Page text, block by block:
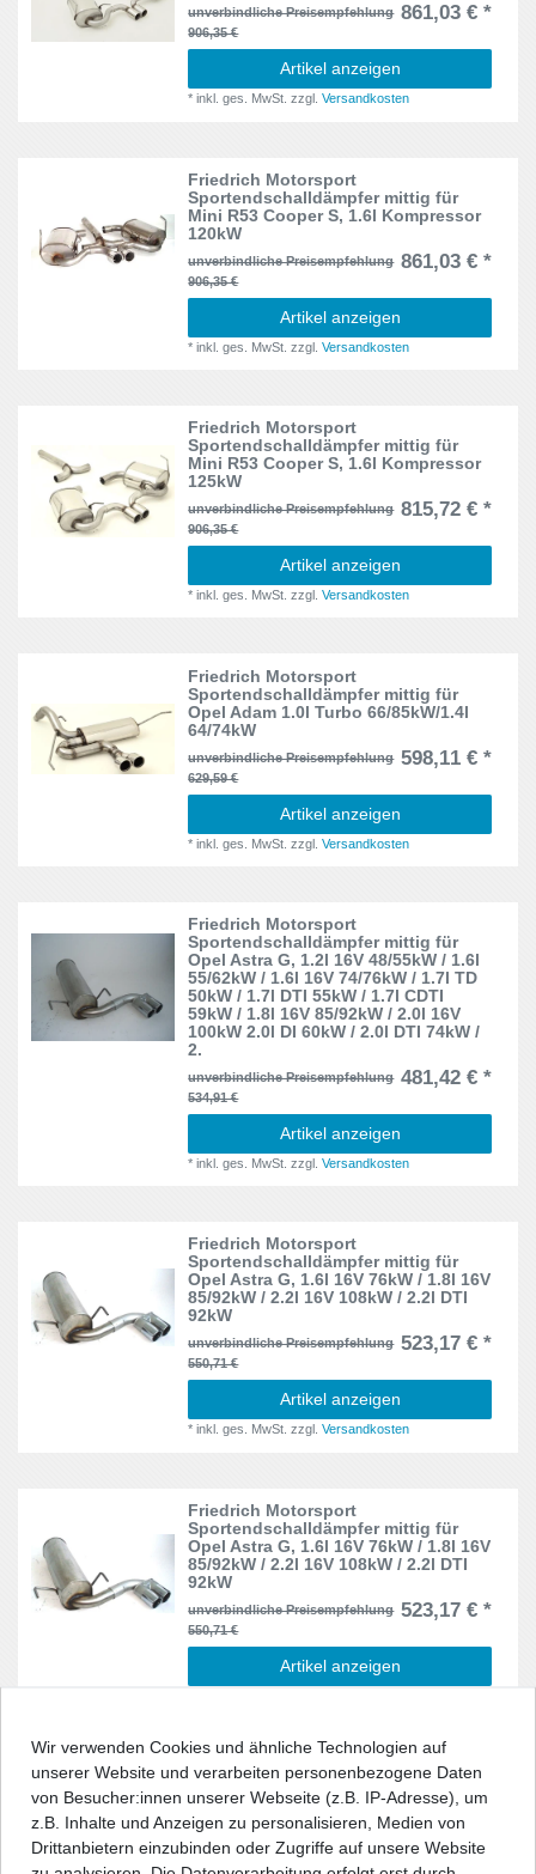
unverbindliche Preisempfehlung
906,35 €
861,03 € *
Artikel anzeigen
*inkl. ges. MwSt. zzgl.Versandkosten
Friedrich Motorsport
Sportendschalldämpfer mittig für
Mini R53 Cooper S, 1.6l Kompressor
120kW
unverbindliche Preisempfehlung
906,35 €
861,03 € *
Artikel anzeigen
*inkl. ges. MwSt. zzgl.Versandkosten
Friedrich Motorsport
Sportendschalldämpfer mittig für
Mini R53 Cooper S, 1.6l Kompressor
125kW
unverbindliche Preisempfehlung
906,35 €
815,72 € *
Artikel anzeigen
*inkl. ges. MwSt. zzgl.Versandkosten
Friedrich Motorsport
Sportendschalldämpfer mittig für
Opel Adam 1.0l Turbo 66/85kW/1.4l
64/74kW
unverbindliche Preisempfehlung
629,59 €
598,11 € *
Artikel anzeigen
*inkl. ges. MwSt. zzgl.Versandkosten
Friedrich Motorsport
Sportendschalldämpfer mittig für
Opel Astra G, 1.2l 16V 48/55kW / 1.6l
55/62kW / 1.6l 16V 74/76kW / 1.7l TD
50kW / 1.7l DTI 55kW / 1.7l CDTI
59kW / 1.8l 16V 85/92kW / 2.0l 16V
100kW 2.0l DI 60kW / 2.0l DTI 74kW /
2.
unverbindliche Preisempfehlung
534,91 €
481,42 € *
Artikel anzeigen
*inkl. ges. MwSt. zzgl.Versandkosten
Friedrich Motorsport
Sportendschalldämpfer mittig für
Opel Astra G, 1.6l 16V 76kW / 1.8l 16V
85/92kW / 2.2l 16V 108kW / 2.2l DTI
92kW
unverbindliche Preisempfehlung
550,71 €
523,17 € *
Artikel anzeigen
*inkl. ges. MwSt. zzgl.Versandkosten
Friedrich Motorsport
Sportendschalldämpfer mittig für
Opel Astra G, 1.6l 16V 76kW / 1.8l 16V
85/92kW / 2.2l 16V 108kW / 2.2l DTI
92kW
unverbindliche Preisempfehlung
550,71 €
523,17 € *
Artikel anzeigen
Friedrich Motorsport
Sportendschalldämpfer mittig für
Opel Astra G, 1.6l 55/62kW / 1.6l 16V
74/76kW / 1.7l TD 50kW / 1.7l DTI
55kW / 1.7l CDTI 59kW / 1.8l 16V
85/92kW / 2.0l 16V 100kW 2.0l DI
Wir verwenden Cookies und ähnliche Technologien auf
unserer Website und verarbeiten personenbezogene Daten
von Besucher:innen unserer Webseite (z.B. IP-Adresse), um
z.B. Inhalte und Anzeigen zu personalisieren, Medien von
Drittanbietern einzubinden oder Zugriffe auf unsere Website